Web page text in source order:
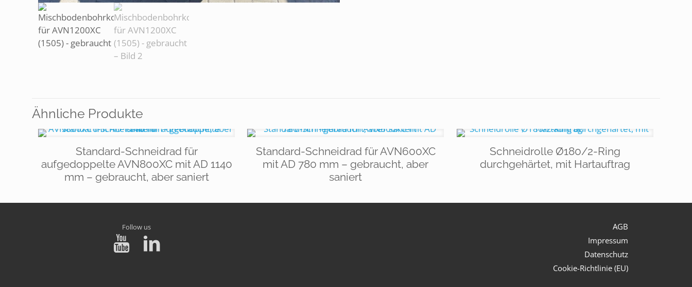
Ähnliche Produkte
Standard-Schneidrad für
aufgedoppelte AVN800XC mit AD 1140
mm – gebraucht, aber saniert
Standard-Schneidrad für AVN600XC
mit AD 780 mm – gebraucht, aber
saniert
Schneidrolle Ø180/2-Ring
durchgehärtet, mit Hartauftrag
Follow us
AGB
Impressum
Datenschutz
Cookie-Richtlinie (EU)